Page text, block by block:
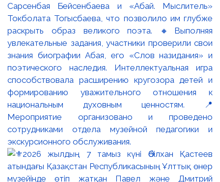
Сарсенбая Бейсенбаева и «Абай. Мыслитель»
Токболата Тогысбаева, что позволило им глубже
раскрыть образ великого поэта. 🔸Выполняя
увлекательные задания, участники проверили свои
знания биографии Абая, его «Слов назидания» и
поэтического наследия. Интеллектуальная игра
способствовала расширению кругозора детей и
формированию уважительного отношения к
национальным духовным ценностям. 📍
Мероприятие организовано и проведено
сотрудниками отдела музейной педагогики и
экскурсионного обслуживания.